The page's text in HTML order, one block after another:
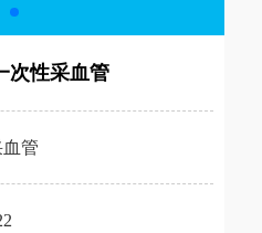
次性采血管
管